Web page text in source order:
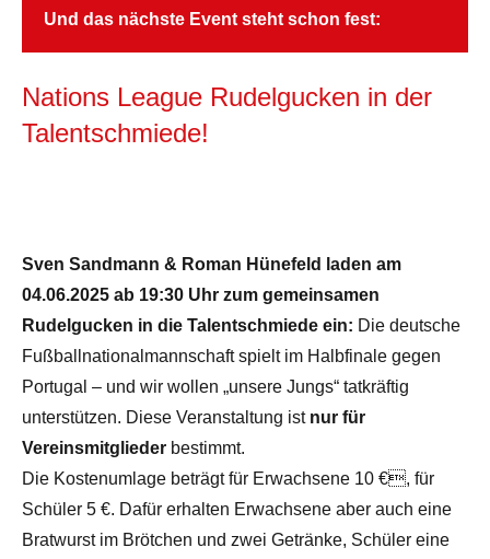
Und das nächste Event steht schon fest:
Nations League Rudelgucken in der
Talentschmiede!
Sven Sandmann & Roman Hünefeld laden am
04.06.2025 ab 19:30 Uhr zum gemeinsamen
Rudelgucken in die Talentschmiede ein: Die deutsche
Fußballnationalmannschaft spielt im Halbfinale gegen
Portugal – und wir wollen „unsere Jungs“ tatkräftig
unterstützen. Diese Veranstaltung ist nur für
Vereinsmitglieder bestimmt.
Die Kostenumlage beträgt für Erwachsene 10 €, für
Schüler 5 €. Dafür erhalten Erwachsene aber auch eine
Bratwurst im Brötchen und zwei Getränke, Schüler eine